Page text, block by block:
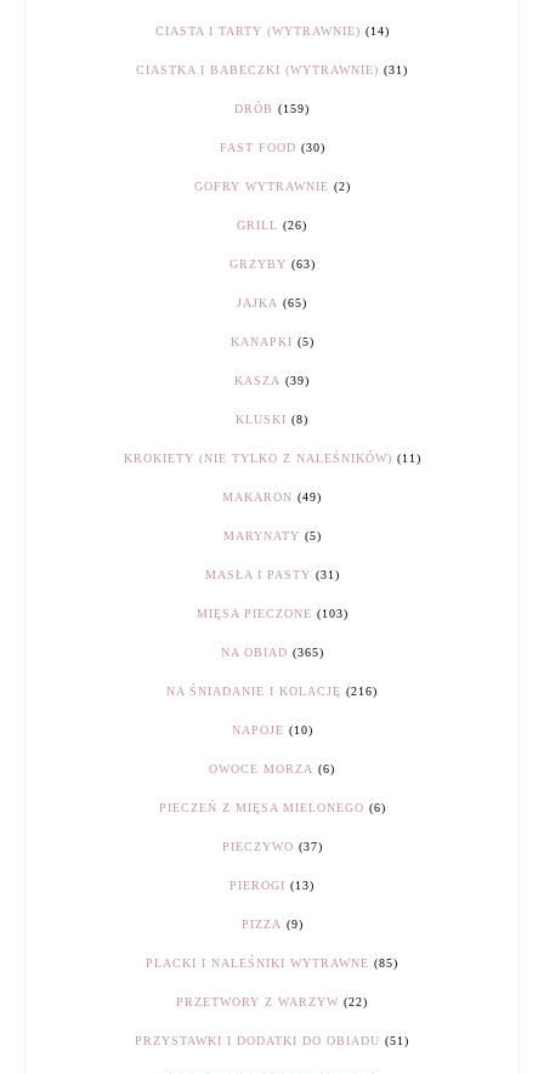
CIASTA I TARTY (WYTRAWNIE) (14)
CIASTKA I BABECZKI (WYTRAWNIE) (31)
DRÓB (159)
FAST FOOD (30)
GOFRY WYTRAWNIE (2)
GRILL (26)
GRZYBY (63)
JAJKA (65)
KANAPKI (5)
KASZA (39)
KLUSKI (8)
KROKIETY (NIE TYLKO Z NALEŚNIKÓW) (11)
MAKARON (49)
MARYNATY (5)
MASŁA I PASTY (31)
MIĘSA PIECZONE (103)
NA OBIAD (365)
NA ŚNIADANIE I KOLACJĘ (216)
NAPOJE (10)
OWOCE MORZA (6)
PIECZEŃ Z MIĘSA MIELONEGO (6)
PIECZYWO (37)
PIEROGI (13)
PIZZA (9)
PLACKI I NALEŚNIKI WYTRAWNE (85)
PRZETWORY Z WARZYW (22)
PRZYSTAWKI I DODATKI DO OBIADU (51)